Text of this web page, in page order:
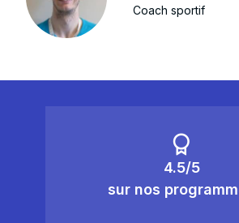
Coach sportif
4.5/5
sur nos